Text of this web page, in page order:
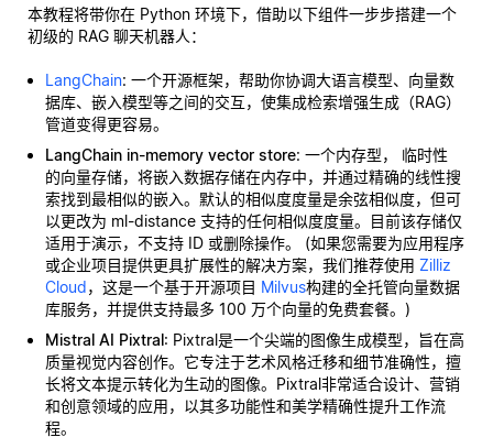
本教程将带你在 Python 环境下，借助以下组件一步步搭建一个
初级的 RAG 聊天机器人：
LangChain: 一个开源框架，帮助你协调大语言模型、向量数
据库、嵌入模型等之间的交互，使集成检索增强生成（RAG）
管道变得更容易。
LangChain in-memory vector store: 一个内存型， 临时性
的向量存储，将嵌入数据存储在内存中，并通过精确的线性搜
索找到最相似的嵌入。默认的相似度度量是余弦相似度，但可
以更改为 ml-distance 支持的任何相似度度量。目前该存储仅
适用于演示，不支持 ID 或删除操作。 (如果您需要为应用程序
或企业项目提供更具扩展性的解决方案，我们推荐使用 Zilliz
Cloud，这是一个基于开源项目 Milvus构建的全托管向量数据
库服务，并提供支持最多 100 万个向量的免费套餐。)
Mistral AI Pixtral: Pixtral是一个尖端的图像生成模型，旨在高
质量视觉内容创作。它专注于艺术风格迁移和细节准确性，擅
长将文本提示转化为生动的图像。Pixtral非常适合设计、营销
和创意领域的应用，以其多功能性和美学精确性提升工作流
程。